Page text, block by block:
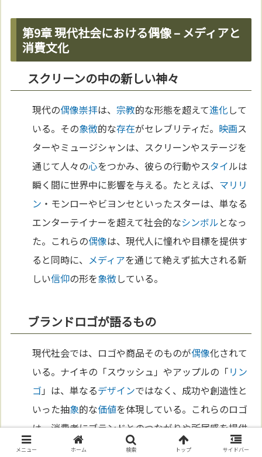
第9章 現代社会における偶像 – メディアと
消費文化
スクリーンの中の新しい神々
現代の偶像崇拝は、 宗教的な形態を超えて進化して
いる。その象徴的な存在がセレブリティだ。 映画ス
ターやミュージシャンは、スクリーンやステージを
通じて人々の心をつかみ、彼らの行動やスタイルは
瞬く間に世界中に影響を与える。たとえば、 マリ リ
ン ・モンローやビヨンセといったスターは、単なる
エンターテイナーを超えて社会的なシンボルとなっ
た。これらの偶像は、現代人に憧れや目標を提供す
ると同時に、 メディアを通じて絶えず拡大される新
しい信仰の形を象徴している。
ブランドロゴが語るもの
現代社会では、ロゴや商品そのものが偶像化されて
いる。ナイキの「スウッシュ」やアップルの「リン
ゴ 」は、単なるデザインではなく、成功や創造性と
いった抽象的な価値を体現している。これらのロゴ
は、消費者にブランドとのつながりや所属感を提供
し、多くの人々がその象徴 に対して忠誠 を抱く。
メニュー ホーム 検索 トップ サイドバー